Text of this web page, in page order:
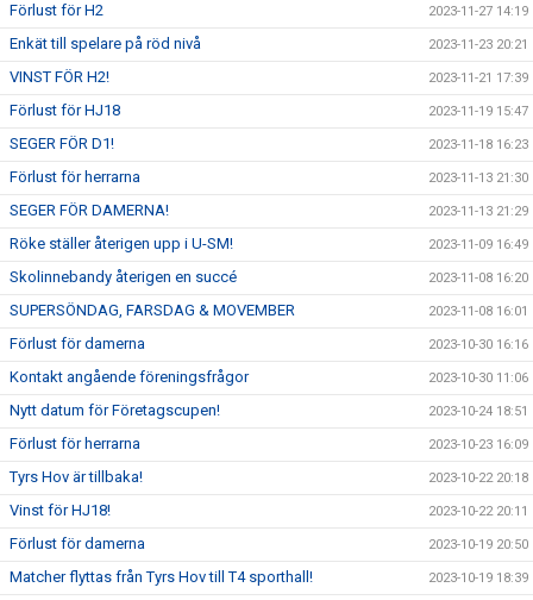
Förlust för H2 2023-11-27 14:19
Enkät till spelare på röd nivå 2023-11-23 20:21
VINST FÖR H2! 2023-11-21 17:39
Förlust för HJ18 2023-11-19 15:47
SEGER FÖR D1! 2023-11-18 16:23
Förlust för herrarna 2023-11-13 21:30
SEGER FÖR DAMERNA! 2023-11-13 21:29
Röke ställer återigen upp i U-SM! 2023-11-09 16:49
Skolinnebandy återigen en succé 2023-11-08 16:20
SUPERSÖNDAG, FARSDAG & MOVEMBER 2023-11-08 16:01
Förlust för damerna 2023-10-30 16:16
Kontakt angående föreningsfrågor 2023-10-30 11:06
Nytt datum för Företagscupen! 2023-10-24 18:51
Förlust för herrarna 2023-10-23 16:09
Tyrs Hov är tillbaka! 2023-10-22 20:18
Vinst för HJ18! 2023-10-22 20:11
Förlust för damerna 2023-10-19 20:50
Matcher flyttas från Tyrs Hov till T4 sporthall! 2023-10-19 18:39